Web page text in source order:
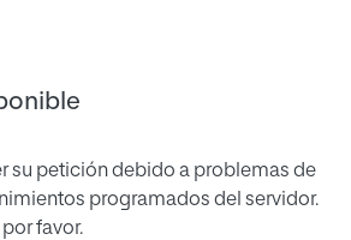
su petición debido a problemas de
programados del servidor.
favor.